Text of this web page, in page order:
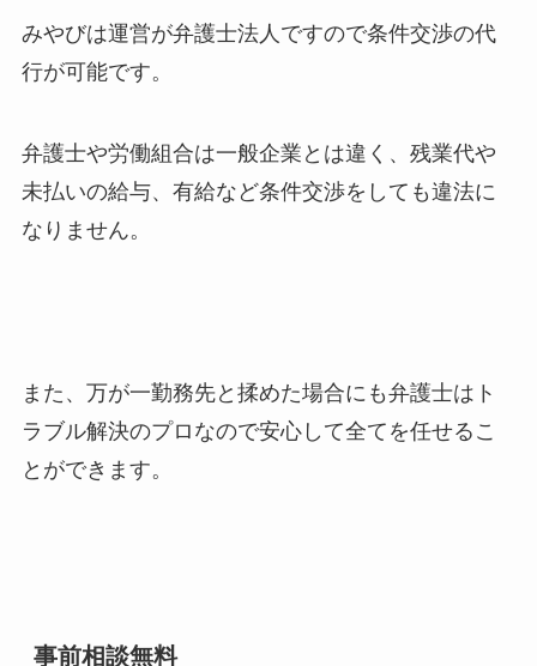
みやびは運営が弁護士法人ですので条件交渉の代
行が可能です。
弁護士や労働組合は一般企業とは違く、残業代や
未払いの給与、有給など条件交渉をしても違法に
なりません。
また、万が一勤務先と揉めた場合にも弁護士はト
ラブル解決のプロなので安心して全てを任せるこ
とができます。
事前相談無料